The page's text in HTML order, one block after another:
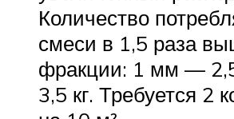
Количество
смеси в 1,5 раза
фракции: 1 мм —
3,5 кг. Требуется 2